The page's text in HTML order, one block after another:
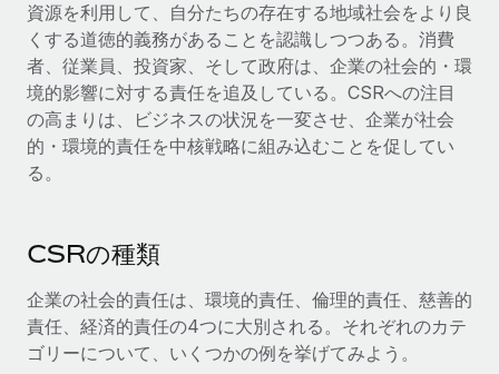
ム間で頻繁に移動しているためです。このため、自社のビジネス
を保護することは極めて重要です。...
詳細を見る
資源を利用して、自分たちの存在する地域社会をより良
くする道徳的義務があることを認識しつつある。消費
者、従業員、投資家、そして政府は、企業の社会的・環
境的影響に対する責任を追及している。CSRへの注目
の高まりは、ビジネスの状況を一変させ、企業が社会
的・環境的責任を中核戦略に組み込むことを促してい
る。
CSRの種類
企業の社会的責任は、環境的責任、倫理的責任、慈善的
責任、経済的責任の4つに大別される。それぞれのカテ
ゴリーについて、いくつかの例を挙げてみよう。